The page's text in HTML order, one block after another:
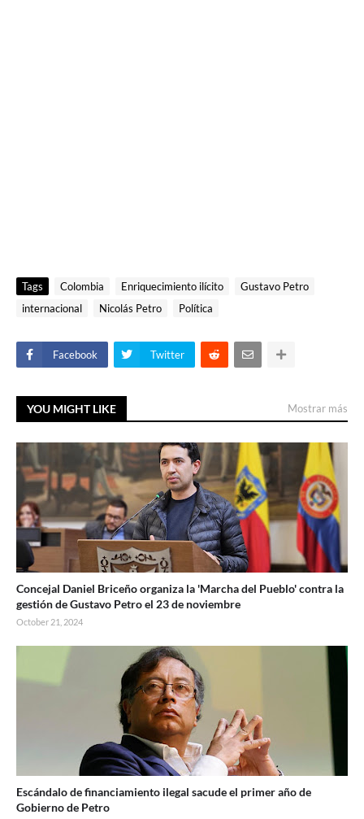
Tags Colombia Enriquecimiento ilícito
Gustavo Petro
internacional
Nicolás Petro Política
Facebook Twitter
YOU MIGHT LIKE Mostrar más
Concejal Daniel Briceño organiza la 'Marcha del Pueblo' contra la
gestión de Gustavo Petro el 23 de noviembre
October 21, 2024
Escándalo de financiamiento ilegal sacude el primer año de
Gobierno de Petro